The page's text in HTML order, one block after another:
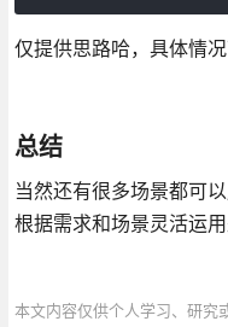
仅提供思路哈，具体情
总结
当然还有很多场景都可
根据需求和场景灵活运用
本文内容仅供个人学习、研究